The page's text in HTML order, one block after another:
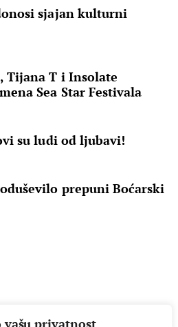
privatnost
sjajan kulturni
Tijana T i Insolate
Sea Star Festivala
su ludi od ljubavi!
prepuni Boćarski